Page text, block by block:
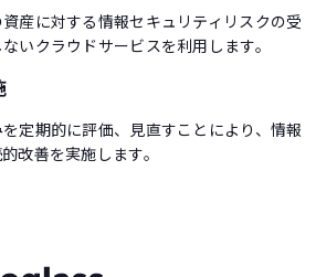
産に対する情報セキュリティリスクの受
いクラウドサービスを利用します。
定期的に評価、見直すことにより、情報
改善を実施します。